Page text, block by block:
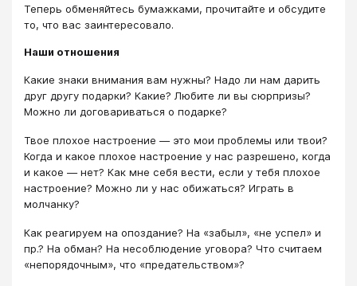
Теперь обменяйтесь бумажками, прочитайте и обсудите
то, что вас заинтересовало.
Наши отношения
Какие знаки внимания вам нужны? Надо ли нам дарить
друг другу подарки? Какие? Любите ли вы сюрпризы?
Можно ли договариваться о подарке?
Твое плохое настроение — это мои проблемы или твои?
Когда и какое плохое настроение у нас разрешено, когда
и какое — нет? Как мне себя вести, если у тебя плохое
настроение? Можно ли у нас обижаться? Играть в
молчанку?
Как реагируем на опоздание? На «забыл», «не успел» и
пр.? На обман? На несоблюдение уговора? Что считаем
«непорядочным», что «преда­тель­ством»?